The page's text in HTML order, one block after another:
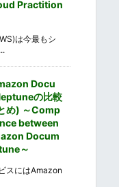
Practition
は今最もシ
Docu
の比較
め) ～Comp
between
Docum
～
スにはAmazon